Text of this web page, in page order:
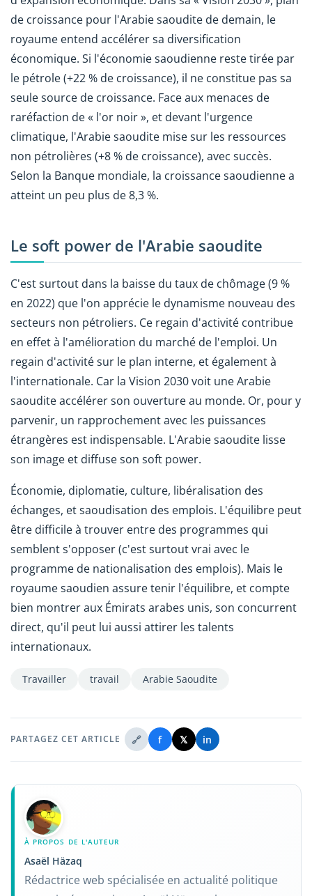
de croissance pour l'Arabie saoudite de demain, le
royaume entend accélérer sa diversification
économique. Si l'économie saoudienne reste tirée par
le pétrole (+22 % de croissance), il ne constitue pas sa
seule source de croissance. Face aux menaces de
raréfaction de « l'or noir », et devant l'urgence
climatique, l'Arabie saoudite mise sur les ressources
non pétrolières (+8 % de croissance), avec succès.
Selon la Banque mondiale, la croissance saoudienne a
atteint un peu plus de 8,3 %.
Le soft power de l'Arabie saoudite
C'est surtout dans la baisse du taux de chômage (9 %
en 2022) que l'on apprécie le dynamisme nouveau des
secteurs non pétroliers. Ce regain d'activité contribue
en effet à l'amélioration du marché de l'emploi. Un
regain d'activité sur le plan interne, et également à
l'internationale. Car la Vision 2030 voit une Arabie
saoudite accélérer son ouverture au monde. Or, pour y
parvenir, un rapprochement avec les puissances
étrangères est indispensable. L'Arabie saoudite lisse
son image et diffuse son soft power.
Économie, diplomatie, culture, libéralisation des
échanges, et saoudisation des emplois. L'équilibre peut
être difficile à trouver entre des programmes qui
semblent s'opposer (c'est surtout vrai avec le
programme de nationalisation des emplois). Mais le
royaume saoudien assure tenir l'équilibre, et compte
bien montrer aux Émirats arabes unis, son concurrent
direct, qu'il peut lui aussi attirer les talents
internationaux.
Travailler travail Arabie Saoudite
PARTAGEZ CET ARTICLE 🔗 f 𝕏 in
À PROPOS DE L'AUTEUR
Asaël Häzaq
Rédactrice web spécialisée en actualité politique